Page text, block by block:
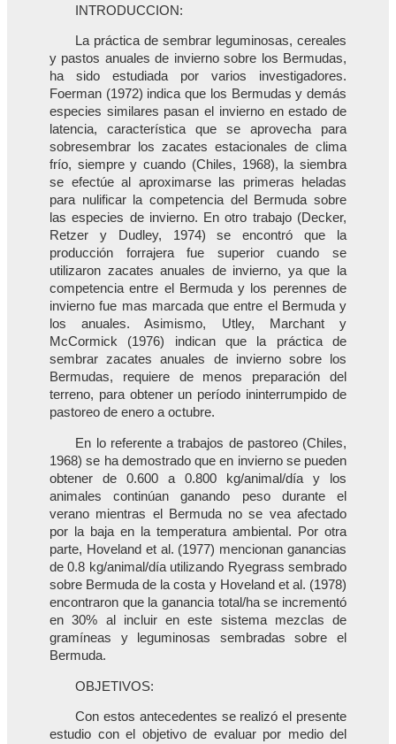
INTRODUCCION:
La práctica de sembrar leguminosas, cereales
y pastos anuales de invierno sobre los Bermudas,
ha sido estudiada por varios investigadores.
Foerman (1972) indica que los Bermudas y demás
especies similares pasan el invierno en estado de
latencia, característica que se aprovecha para
sobresembrar los zacates estacionales de clima
frío, siempre y cuando (Chiles, 1968), la siembra
se efectúe al aproximarse las primeras heladas
para nulificar la competencia del Bermuda sobre
las especies de invierno. En otro trabajo (Decker,
Retzer y Dudley, 1974) se encontró que la
producción forrajera fue superior cuando se
utilizaron zacates anuales de invierno, ya que la
competencia entre el Bermuda y los perennes de
invierno fue mas marcada que entre el Bermuda y
los anuales. Asimismo, Utley, Marchant y
McCormick (1976) indican que la práctica de
sembrar zacates anuales de invierno sobre los
Bermudas, requiere de menos preparación del
terreno, para obtener un período ininterrumpido de
pastoreo de enero a octubre.
En lo referente a trabajos de pastoreo (Chiles,
1968) se ha demostrado que en invierno se pueden
obtener de 0.600 a 0.800 kg/animal/día y los
animales continúan ganando peso durante el
verano mientras el Bermuda no se vea afectado
por la baja en la temperatura ambiental. Por otra
parte, Hoveland et al. (1977) mencionan ganancias
de 0.8 kg/animal/día utilizando Ryegrass sembrado
sobre Bermuda de la costa y Hoveland et al. (1978)
encontraron que la ganancia total/ha se incrementó
en 30% al incluir en este sistema mezclas de
gramíneas y leguminosas sembradas sobre el
Bermuda.
OBJETIVOS:
Con estos antecedentes se realizó el presente
estudio con el objetivo de evaluar por medio del